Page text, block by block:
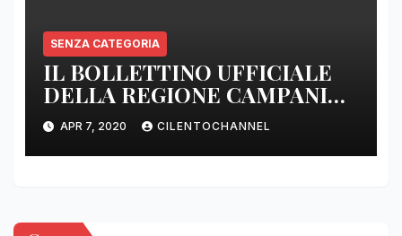
SENZA CATEGORIA
IL BOLLETTINO UFFICIALE
DELLA REGIONE CAMPANIA
DELLE ORE 22.00
APR 7, 2020 CILENTOCHANNEL